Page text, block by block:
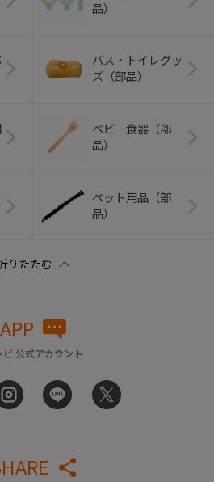
品）
バス・トイレグッ
ズ（部品）
ベビー食器（部
品）
ペット用品（部
品）
APP
ビ 公式アカウント